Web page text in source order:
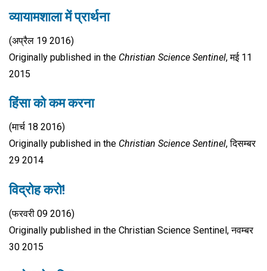
व्यायामशाला में प्रार्थना
(अप्रैल 19 2016)
Originally published in the Christian Science Sentinel, मई 11
2015
हिंसा को कम करना
(मार्च 18 2016)
Originally published in the Christian Science Sentinel, दिसम्बर
29 2014
विद्रोह करो!
(फरवरी 09 2016)
Originally published in the Christian Science Sentinel, नवम्बर
30 2015